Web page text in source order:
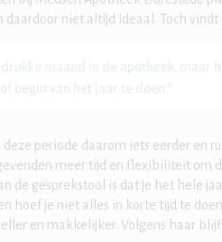
niet altijd ideaal. Toch
maand in de apotheek, maar
begin van het jaar te doen.”
deze periode daarom iets eerder
meer tijd en flexibiliteit om
de gesprekstool is dat je het hele
hoef je niet alles in korte tijd te
en makkelijker. Volgens haar